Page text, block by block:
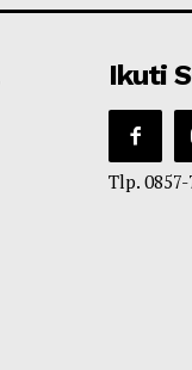
Ikuti
Tlp.